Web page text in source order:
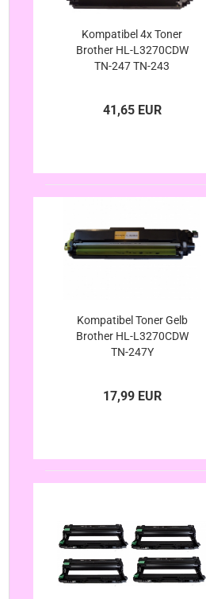
Kompatibel 4x Toner
Brother HL-L3270CDW
TN-247 TN-243
41,65 EUR
Kompatibel Toner Gelb
Brother HL-L3270CDW
TN-247Y
17,99 EUR